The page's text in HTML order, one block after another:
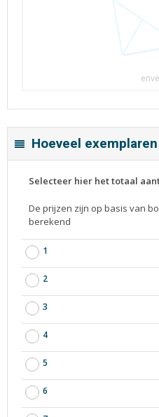
Hoeveel
Selecteer hier het totaal
De prijzen zijn op basis van
berekend
1
2
3
4
5
6